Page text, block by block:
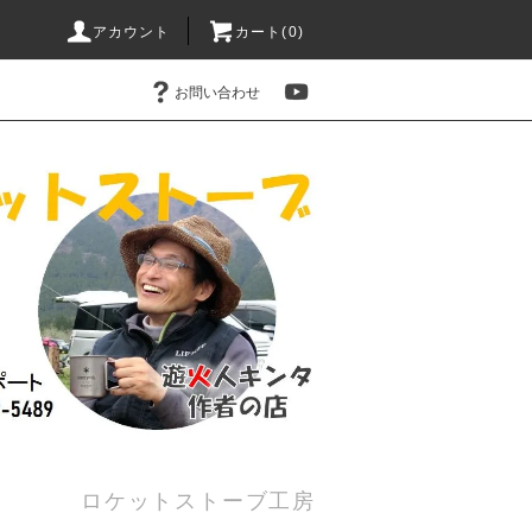
アカウント カート(0)
お問い合わせ
ロケットストーブ工房